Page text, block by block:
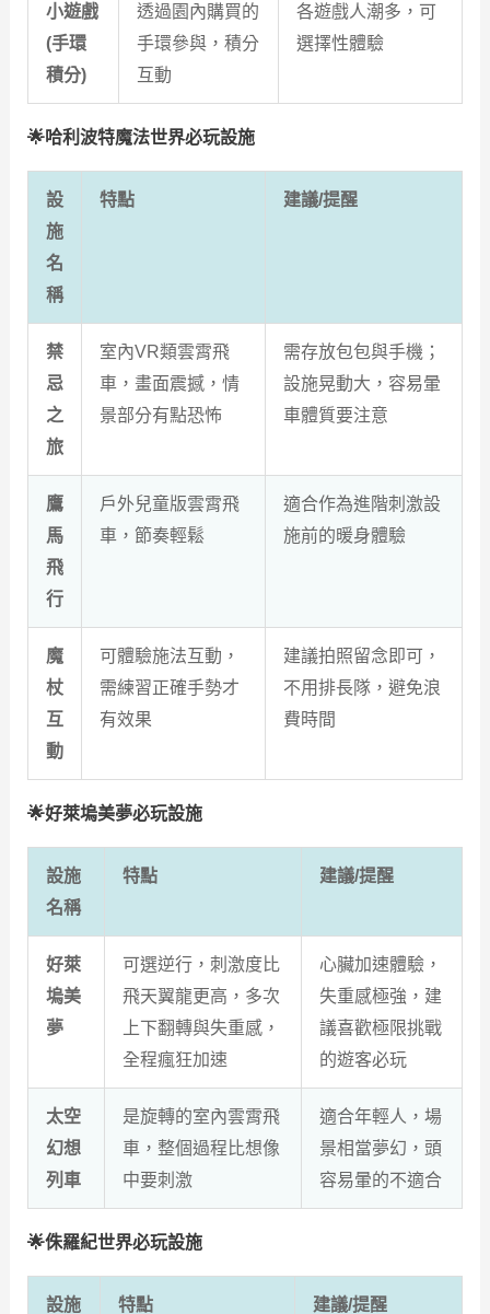
小遊戲
(手環
積分)
透過園內購買的
手環參與，積分
互動
各遊戲人潮多，可
選擇性體驗
🌟哈利波特魔法世界必玩設施
設
施
名
稱
特點 建議/提醒
禁
忌
之
旅
室內VR類雲霄飛
車，畫面震撼，情
景部分有點恐怖
需存放包包與手機；
設施晃動大，容易暈
車體質要注意
鷹
馬
飛
行
戶外兒童版雲霄飛
車，節奏輕鬆
適合作為進階刺激設
施前的暖身體驗
魔
杖
互
動
可體驗施法互動，
需練習正確手勢才
有效果
建議拍照留念即可，
不用排長隊，避免浪
費時間
🌟好萊塢美夢必玩設施
設施
名稱
特點 建議/提醒
好萊
塢美
夢
可選逆行，刺激度比
飛天翼龍更高，多次
上下翻轉與失重感，
全程瘋狂加速
心臟加速體驗，
失重感極強，建
議喜歡極限挑戰
的遊客必玩
太空
幻想
列車
是旋轉的室內雲霄飛
車，整個過程比想像
中要刺激
適合年輕人，場
景相當夢幻，頭
容易暈的不適合
🌟侏羅紀世界必玩設施
設施 特點 建議/提醒